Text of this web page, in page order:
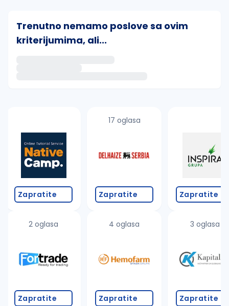
Trenutno nemamo poslove sa ovim
kriterijumima, ali...
Takođe možete da:
proverite pravopisne greške (koristite č, ć, š, đ,
povećajte radijus za odabrani grad
promenite odabrane filtere pretrage
Zapratite
2 oglasa
Zapratite
17 oglasa
Zapratite
4 oglasa
Zapratite
Zapratite
3 oglasa
Zapratite